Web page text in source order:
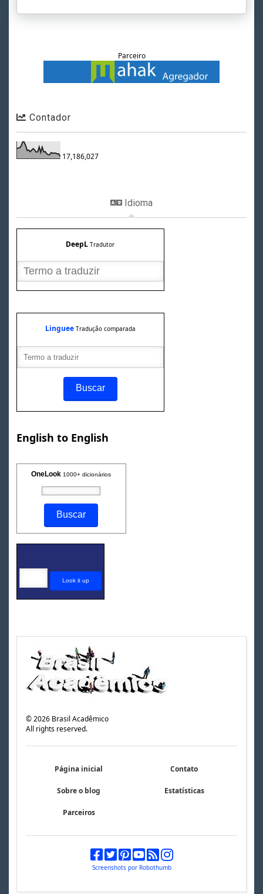
Parceiro
Contador
17,186,027
Idioma
DeepL Tradutor
Linguee Tradução comparada
English to English
OneLook 1000+ dicionários
©2026 Brasil Acadêmico
All rights reserved.
Página inicial Contato
Sobre o blog Estatísticas
Parceiros
Screenshots por Robothumb